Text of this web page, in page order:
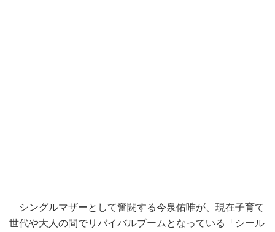
シングルマザーとして奮闘する今泉佑唯が、現在子育て
世代や大人の間でリバイバルブームとなっている「シール